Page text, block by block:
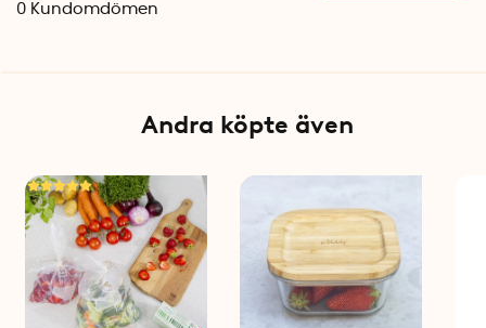
Specifikationer
Varumärke: Pebbly
0 Kundomdömen
Andra köpte även